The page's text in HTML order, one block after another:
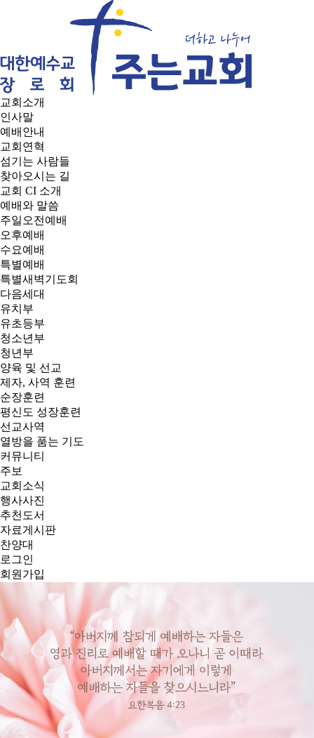
교회소개
인사말
예배안내
교회연혁
섬기는 사람들
찾아오시는 길
교회 CI 소개
예배와 말씀
주일오전예배
오후예배
수요예배
특별예배
특별새벽기도회
다음세대
유치부
유초등부
청소년부
청년부
양육 및 선교
제자, 사역 훈련
순장훈련
평신도 성장훈련
선교사역
열방을 품는 기도
커뮤니티
주보
교회소식
행사사진
추천도서
자료게시판
찬양대
로그인
회원가입